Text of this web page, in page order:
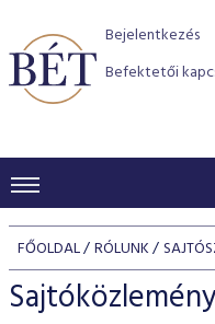
Bejelentkezés
Befektetői
KERESKEDÉSI ADATOK
INDEXEK
BEFEKTETŐK
FŐOLDAL RÓLUNK